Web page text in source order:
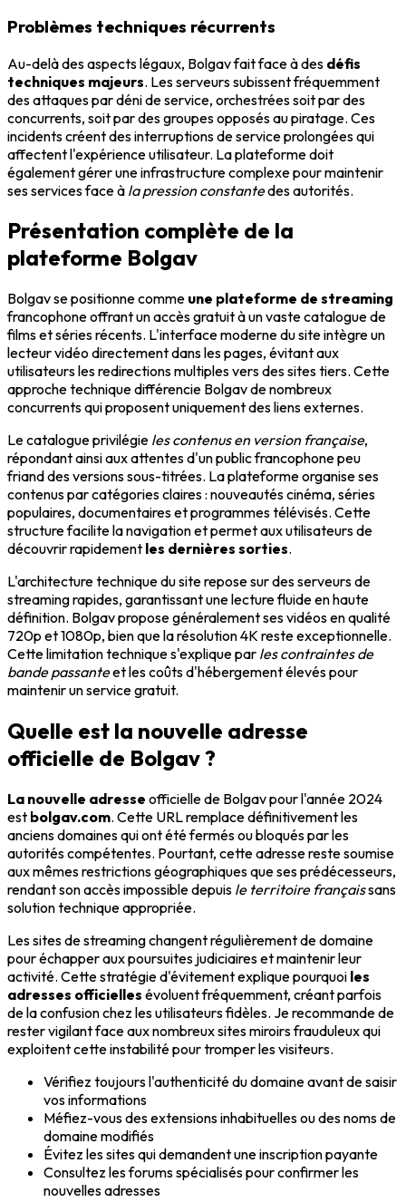
Problèmes techniques récurrents
Au-delà des aspects légaux, Bolgav fait face à des défis
techniques majeurs. Les serveurs subissent fréquemment
des attaques par déni de service, orchestrées soit par des
concurrents, soit par des groupes opposés au piratage. Ces
incidents créent des interruptions de service prolongées qui
affectent l'expérience utilisateur. La plateforme doit
également gérer une infrastructure complexe pour maintenir
ses services face à la pression constantedes autorités.
Présentation complète de la
plateforme Bolgav
Bolgav se positionne comme une plateforme de streaming
francophone offrant un accès gratuit à un vaste catalogue de
films et séries récents. L'interface moderne du site intègre un
lecteur vidéo directement dans les pages, évitant aux
utilisateurs les redirections multiples vers des sites tiers. Cette
approche technique différencie Bolgav de nombreux
concurrents qui proposent uniquement des liens externes.
Le catalogue privilégie les contenus en version française,
répondant ainsi aux attentes d'un public francophone peu
friand des versions sous-titrées. La plateforme organise ses
contenus par catégories claires : nouveautés cinéma, séries
populaires, documentaires et programmes télévisés. Cette
structure facilite la navigation et permet aux utilisateurs de
découvrir rapidement les dernières sorties.
L'architecture technique du site repose sur des serveurs de
streaming rapides, garantissant une lecture fluide en haute
définition. Bolgav propose généralement ses vidéos en qualité
720p et 1080p, bien que la résolution 4K reste exceptionnelle.
Cette limitation technique s'explique par les contraintes de
bande passanteet les coûts d'hébergement élevés pour
maintenir un service gratuit.
Quelle est la nouvelle adresse
officielle de Bolgav ?
La nouvelle adresse officielle de Bolgav pour l'année 2024
est bolgav.com. Cette URL remplace définitivement les
anciens domaines qui ont été fermés ou bloqués par les
autorités compétentes. Pourtant, cette adresse reste soumise
aux mêmes restrictions géographiques que ses prédécesseurs,
rendant son accès impossible depuis le territoire françaissans
solution technique appropriée.
Les sites de streaming changent régulièrement de domaine
pour échapper aux poursuites judiciaires et maintenir leur
activité. Cette stratégie d'évitement explique pourquoi les
adresses officielles évoluent fréquemment, créant parfois
de la confusion chez les utilisateurs fidèles. Je recommande de
rester vigilant face aux nombreux sites miroirs frauduleux qui
exploitent cette instabilité pour tromper les visiteurs.
Vérifiez toujours l'authenticité du domaine avant de saisir
vos informations
Méfiez-vous des extensions inhabituelles ou des noms de
domaine modifiés
Évitez les sites qui demandent une inscription payante
Consultez les forums spécialisés pour confirmer les
nouvelles adresses